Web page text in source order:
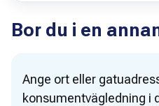
Bor du i en
Ange ort eller
konsumentvägledning i